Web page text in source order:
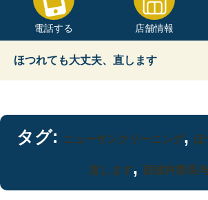
電話する 店舗情報
ほつれても大丈夫、直します
タグ: ニューサンクリーニング, ほ
直します, 西彼杵郡長